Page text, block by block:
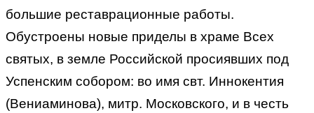
большие реставрационные работы.
Обустроены новые приделы в храме Всех
святых, в земле Российской просиявших под
Успенским собором: во имя свт. Иннокентия
(Вениаминова), митр. Московского, и в честь